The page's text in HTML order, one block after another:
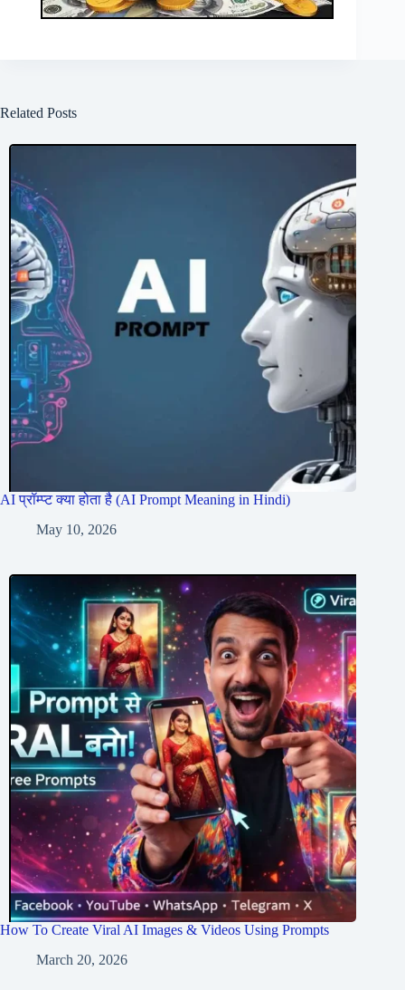
Related Posts
AI प्रॉम्प्ट क्या होता है (AI Prompt Meaning in Hindi)
May 10, 2026
How To Create Viral AI Images & Videos Using Prompts
March 20, 2026